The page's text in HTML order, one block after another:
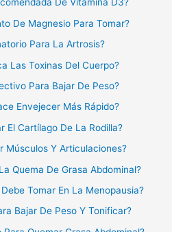
De Vitamina D3?
De Magnesio Para Tomar?
Para La Artrosis?
Las Toxinas Del Cuerpo?
Para Bajar De Peso?
Envejecer Más Rápido?
El Cartílago De La Rodilla?
Músculos Y Articulaciones?
Quema De Grasa Abdominal?
Tomar En La Menopausia?
Bajar De Peso Y Tonificar?